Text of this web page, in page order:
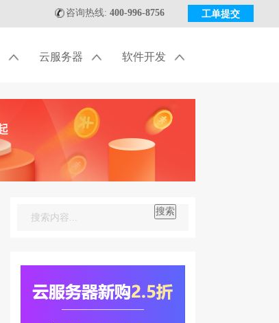
工单提交
咨询热线: 400-996-8756
云服务器 软件开发
搜索